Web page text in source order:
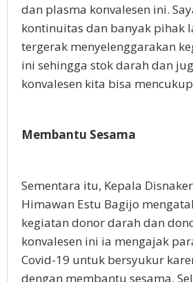
dan plasma konvalesen ini.
kontinuitas dan banyak pihak
tergerak menyelenggarakan
ini sehingga stok darah dan
konvalesen kita bisa
Membantu Sesama
Sementara itu, Kepala
Himawan Estu Bagijo
kegiatan donor darah dan
konvalesen ini ia mengajak
Covid-19 untuk bersyukur
dengan membantu sesama.